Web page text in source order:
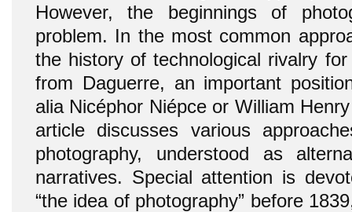
However, the beginnings of
problem. In the most common
the history of technological rivalry
from Daguerre, an important
alia Nicéphor Niépce or William
article discusses various
photography, understood as
narratives. Special attention is
“the idea of photography” before